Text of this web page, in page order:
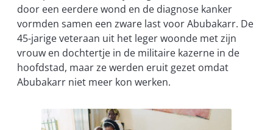
door een eerdere wond en de diagnose kanker
vormden samen een zware last voor Abubakarr. De
45-jarige veteraan uit het leger woonde met zijn
vrouw en dochtertje in de militaire kazerne in de
hoofdstad, maar ze werden eruit gezet omdat
Abubakarr niet meer kon werken.